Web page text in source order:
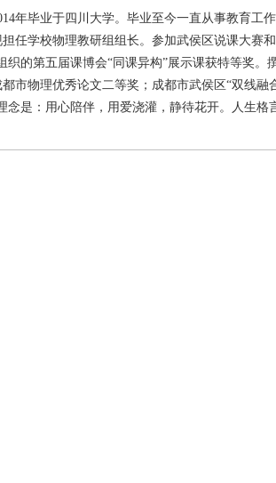
年毕业于四川大学。毕业至今一直从事教育工
任学校物理教研组组长。参加武侯区说课大赛
的第五届课博会“同课异构”展示课获特等奖。
市物理优秀论文二等奖；成都市武侯区“双线融
念是：用心陪伴，用爱浇灌，静待花开。人生格